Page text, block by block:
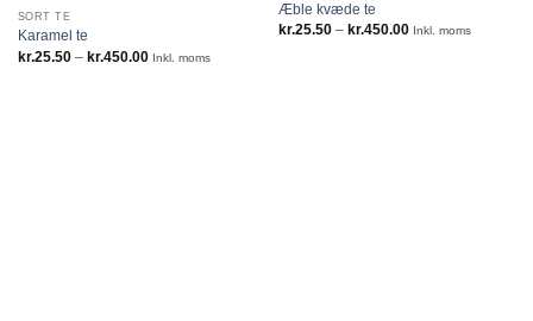
SORT TE
Karamel te
kr.25.50 – kr.450.00Prisinterval:
Inkl. moms
Æble kvæde te
kr.25.50 – kr.450.00Prisinterval:
Inkl. moms